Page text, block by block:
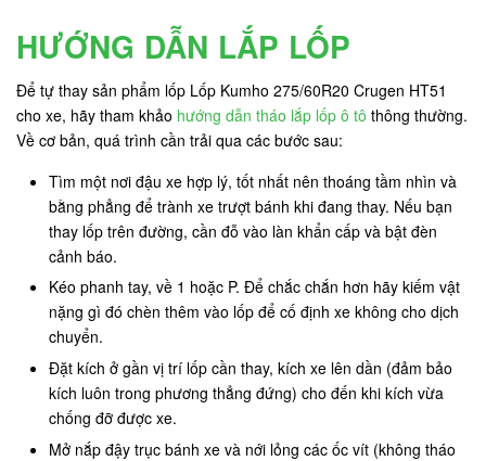
HƯỚNG DẪN LẮP LỐP
Để tự thay sản phẩm lốp Lốp Kumho 275/60R20 Crugen HT51
cho xe, hãy tham khảo hướng dẫn tháo lắp lốp ô tô thông thường.
Về cơ bản, quá trình cần trải qua các bước sau:
Tìm một nơi đậu xe hợp lý, tốt nhất nên thoáng tầm nhìn và
bằng phẳng để trành xe trượt bánh khi đang thay. Nếu bạn
thay lốp trên đường, cần đỗ vào làn khẩn cấp và bật đèn
cảnh báo.
Kéo phanh tay, về 1 hoặc P. Để chắc chắn hơn hãy kiếm vật
nặng gì đó chèn thêm vào lốp để cố định xe không cho dịch
chuyển.
Đặt kích ở gần vị trí lốp cần thay, kích xe lên dần (đảm bảo
kích luôn trong phương thẳng đứng) cho đến khi kích vừa
chống đỡ được xe.
Mở nắp đậy trục bánh xe và nới lỏng các ốc vít (không tháo